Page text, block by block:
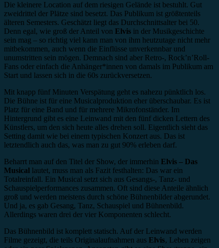
Die kleinere Location auf dem riesigen Gelände ist bestuhlt. Gut
zweidrittel der Plätze sind besetzt. Das Publikum ist größtenteils
älteren Semesters. Geschätzt liegt das Durchschnittsalter bei 50.
Denn egal, wie groß der Anteil von Elvis in der Musikgeschichte
sein mag – so richtig viel kann man von ihm heutzutage nicht mehr
mitbekommen, auch wenn die Einflüsse unverkennbar und
unumstritten sein mögen. Demnach sind aber Retro-, Rock’n’Roll-
Fans oder einfach die Anhänger*innen von damals im Publikum am
Start und lassen sich in die 60s zurückversetzen.
Mit knapp fünf Minuten Verspätung geht es nahezu pünktlich los.
Die Bühne ist für eine Musicalproduktion eher überschaubar. Es ist
Platz für eine Band und für mehrere Mikrofonständer. Im
Hintergrund gibt es eine Leinwand mit den fünf dicken Lettern des
Künstlers, um den sich heute alles drehen soll. Eigentlich sieht das
Setting damit wie bei einem typischen Konzert aus. Das ist
letztendlich auch das, was man zu gut 90% erleben darf.
Beharrt man auf den Titel der Show, der immerhin Elvis – Das
Musical lautet, muss man als Fazit festhalten: Das war ein
Totalreinfall. Ein Musical setzt sich aus Gesangs-, Tanz- und
Schauspielperformances zusammen. Oft sind diese Anteile ähnlich
groß und werden meistens durch schöne Bühnenbilder abgerundet.
Und ja, es gab Gesang, Tanz, Schauspiel und Bühnenbild.
Allerdings waren drei der vier Komponenten schlecht.
Das Bühnenbild ist komplett statisch. Auf der Leinwand werden
Filme gezeigt, die teils Originalaufnahmen aus Elvis‚ Leben zeigen